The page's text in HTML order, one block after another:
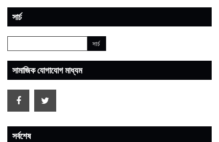
সার্চ
সামাজিক যোগাযোগ মাধ্যম
সর্বশেষ